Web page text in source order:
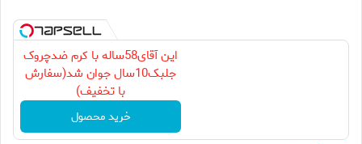
این آقای58ساله با کرم ضدچروک
جلبک10سال جوان شد(سفارش
با تخفیف)
خرید محصول